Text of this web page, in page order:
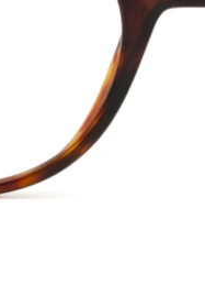
49 mm
Glasbreite
Glasbreite